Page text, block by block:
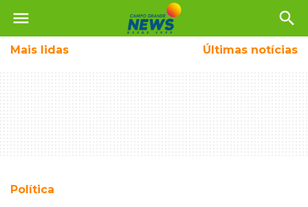
menu search
Mais lidas Últimas notícias
Política